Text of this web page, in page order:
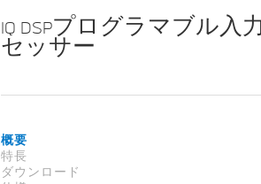
保証
製品登録
IQ DSPプログラマブル入
セッサー
概要
特長
ダウンロード